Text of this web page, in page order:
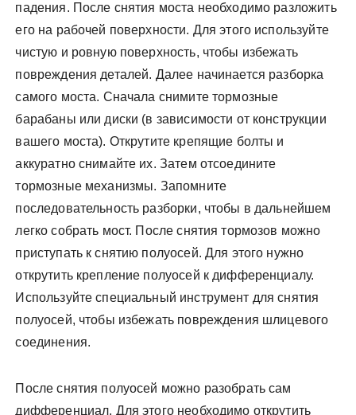
падения. После снятия моста необходимо разложить
его на рабочей поверхности. Для этого используйте
чистую и ровную поверхность, чтобы избежать
повреждения деталей. Далее начинается разборка
самого моста. Сначала снимите тормозные
барабаны или диски (в зависимости от конструкции
вашего моста). Открутите крепящие болты и
аккуратно снимайте их. Затем отсоедините
тормозные механизмы. Запомните
последовательность разборки, чтобы в дальнейшем
легко собрать мост. После снятия тормозов можно
приступать к снятию полуосей. Для этого нужно
открутить крепление полуосей к дифференциалу.
Используйте специальный инструмент для снятия
полуосей, чтобы избежать повреждения шлицевого
соединения.
После снятия полуосей можно разобрать сам
дифференциал. Для этого необходимо открутить